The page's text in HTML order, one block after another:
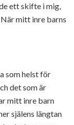
ett skifte i mig,
mitt inre barns
som helst för
det som är
mitt inre barn
själens längtan